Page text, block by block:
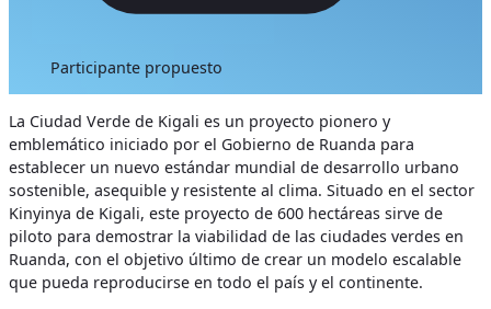
Participante propuesto
La Ciudad Verde de Kigali es un proyecto pionero y
emblemático iniciado por el Gobierno de Ruanda para
establecer un nuevo estándar mundial de desarrollo urbano
sostenible, asequible y resistente al clima. Situado en el sector
Kinyinya de Kigali, este proyecto de 600 hectáreas sirve de
piloto para demostrar la viabilidad de las ciudades verdes en
Ruanda, con el objetivo último de crear un modelo escalable
que pueda reproducirse en todo el país y el continente.